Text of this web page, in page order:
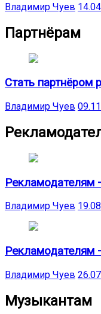
Владимир Чуев
Партнёрам
Стать партнёром
Владимир Чуев
Рекламодателям
Владимир Чуев
Рекламодателям
Владимир Чуев
Музыкантам